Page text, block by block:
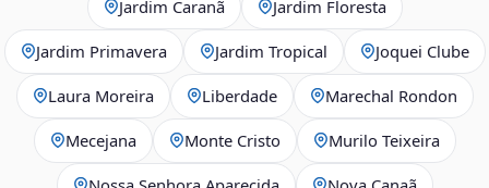
Jardim Caranã Jardim Floresta
Jardim Primavera Jardim Tropical Joquei Clube
Laura Moreira Liberdade Marechal Rondon
Mecejana Monte Cristo Murilo Teixeira